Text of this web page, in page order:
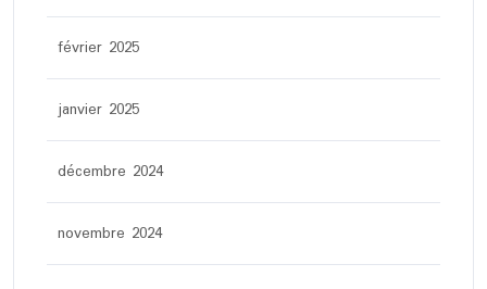
février 2025
janvier 2025
décembre 2024
novembre 2024